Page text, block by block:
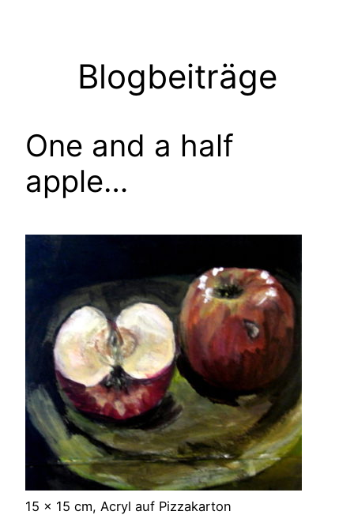
Blogbeiträge
One and a half
apple…
15 x 15 cm, Acryl auf Pizzakarton